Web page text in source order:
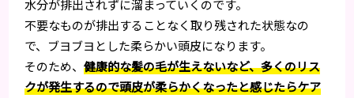
水分が排出されずに溜まっていくのです。
不要なものが排出することなく取り残された状態なの
で、ブヨブヨとした柔らかい頭皮になります。
そのため、健康的な髪の毛が生えないなど、多くのリス
クが発生するので頭皮が柔らかくなったと感じたらケア